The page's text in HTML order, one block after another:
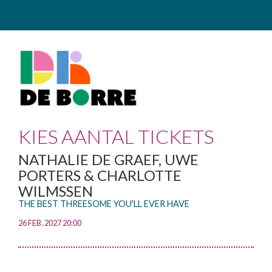
KIES AANTAL TICKETS
NATHALIE DE GRAEF, UWE
PORTERS & CHARLOTTE
WILMSSEN
THE BEST THREESOME YOU'LL EVER HAVE
26 FEB. 2027 20:00